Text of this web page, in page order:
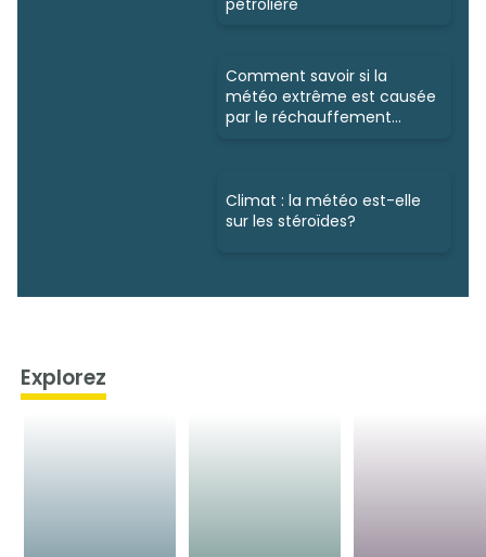
Comment savoir si la
météo extrême est causée
par le réchauffement
Climat : la météo est-elle
sur les stéroïdes?
Explorez